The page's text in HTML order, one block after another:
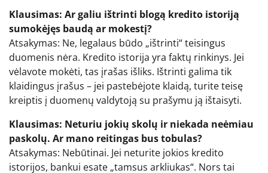
Klausimas: Ar galiu ištrinti blogą kredito istoriją
sumokėjęs baudą ar mokestį?
Atsakymas: Ne, legalaus būdo „ištrinti“ teisingus
duomenis nėra. Kredito istorija yra faktų rinkinys. Jei
vėlavote mokėti, tas įrašas išliks. Ištrinti galima tik
klaidingus įrašus – jei pastebėjote klaidą, turite teisę
kreiptis į duomenų valdytoją su prašymu ją ištaisyti.
Klausimas: Neturiu jokių skolų ir niekada neėmiau
paskolų. Ar mano reitingas bus tobulas?
Atsakymas: Nebūtinai. Jei neturite jokios kredito
istorijos, bankui esate „tamsus arkliukas“. Nors tai